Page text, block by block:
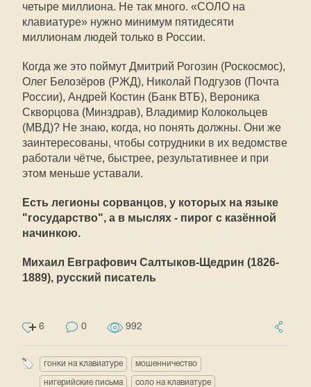
четыре миллиона. Не так много. «СОЛО на
клавиатуре» нужно минимум пятидесяти
миллионам людей только в России.
Когда же это поймут Дмитрий Рогозин (Роскосмос),
Олег Белозёров (РЖД), Николай Подгузов (Почта
России), Андрей Костин (Банк ВТБ), Вероника
Скворцова (Минздрав), Владимир Колокольцев
(МВД)? Не знаю, когда, но понять должны. Они же
заинтересованы, чтобы сотрудники в их ведомстве
работали чётче, быстрее, результативнее и при
этом меньше уставали.
Есть легионы сорванцов, у которых на языке
"государство", а в мыслях - пирог с казённой
начинкою.
Михаил Евграфович Салтыков-Щедрин (1826-
1889), русский писатель
6 0 992
гонки на клавиатуре мошенничество
нигерийские письма соло на клавиатуре